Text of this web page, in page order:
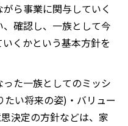
ら事業に関与していく
確認し、一族として今
くかという基本方針を
た一族としてのミッシ
い将来の姿)・バリュー
決定の方針などは、家